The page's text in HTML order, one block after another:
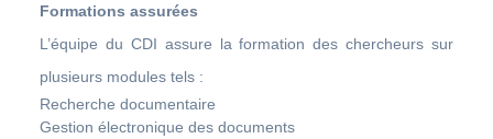
Formations assurées
L’équipe du CDI assure la formation des chercheurs sur
plusieurs modules tels :
Recherche documentaire
Gestion électronique des documents